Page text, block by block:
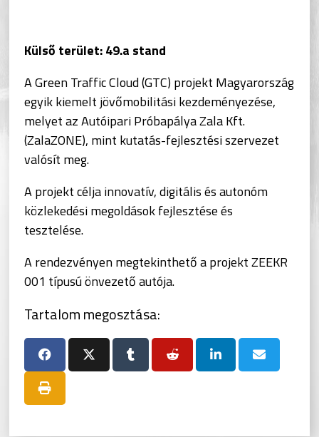
Külső terület: 49.a stand
A Green Traffic Cloud (GTC) projekt Magyarország
egyik kiemelt jövőmobilitási kezdeményezése,
melyet az Autóipari Próbapálya Zala Kft.
(ZalaZONE), mint kutatás-fejlesztési szervezet
valósít meg.
A projekt célja innovatív, digitális és autonóm
közlekedési megoldások fejlesztése és
tesztelése.
A rendezvényen megtekinthető a projekt ZEEKR
001 típusú önvezető autója.
Tartalom megosztása: